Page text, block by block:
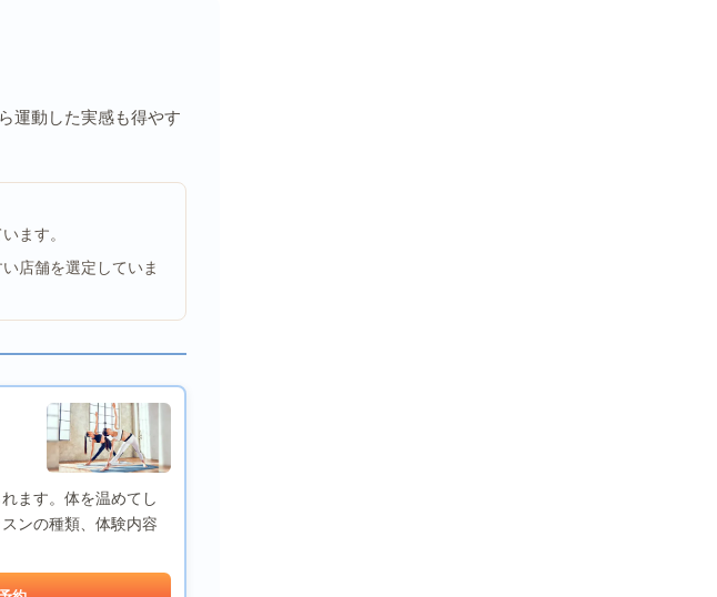
運動した実感も得やす
ます。
店舗を選定していま
ます。体を温めてし
ンの種類、体験内容